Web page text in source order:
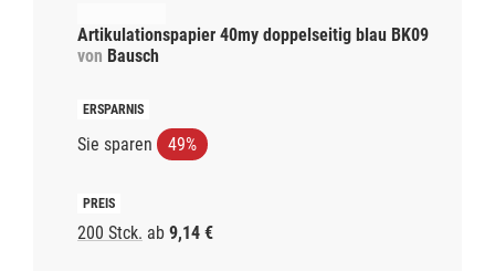
Artikulationspapier 40my doppelseitig blau BK09
von Bausch
Sie sparen 49%
200 Stck. ab 9,14 €